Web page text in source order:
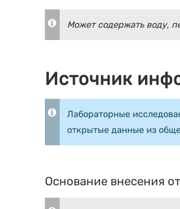
Может содержать воду,
Источник
Лабораторные
открытые данные из
Основание внесения